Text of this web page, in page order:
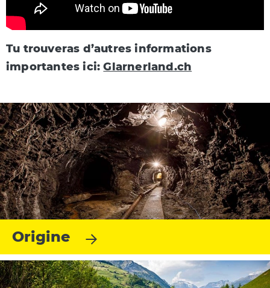
Tu trouveras d’autres informations
importantes ici:Glarnerland.ch
Origine